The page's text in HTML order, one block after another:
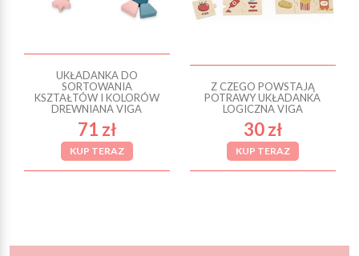
UKŁADANKA DO
SORTOWANIA
KSZTAŁTÓW I KOLORÓW
DREWNIANA VIGA
71 zł
KUP TERAZ
Z CZEGO POWSTAJĄ
POTRAWY UKŁADANKA
LOGICZNA VIGA
30 zł
KUP TERAZ